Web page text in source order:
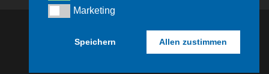
Theme by:
MarketingMarketing
Speichern Allen zustimmen